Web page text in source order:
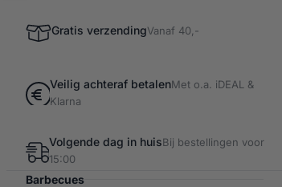
Gratis verzendingVanaf 40,-
Veilig achteraf betalenMet o.a. iDEAL &
Klarna
Volgende dag in huisBij bestellingen voor
15:00
Barbecues